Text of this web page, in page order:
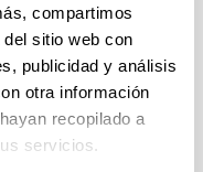
compartimos
sitio web con
publicidad y análisis
otra información
recopilado a
servicios.
a 03/07/2025.
DE
EN LA